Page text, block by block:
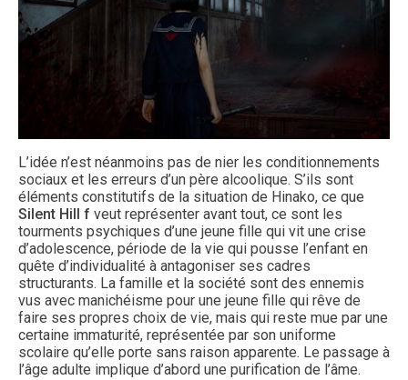
L’idée n’est néanmoins pas de nier les conditionnements
sociaux et les erreurs d’un père alcoolique. S’ils sont
éléments constitutifs de la situation de Hinako, ce que
Silent Hill f veut représenter avant tout, ce sont les
tourments psychiques d’une jeune fille qui vit une crise
d’adolescence, période de la vie qui pousse l’enfant en
quête d’individualité à antagoniser ses cadres
structurants. La famille et la société sont des ennemis
vus avec manichéisme pour une jeune fille qui rêve de
faire ses propres choix de vie, mais qui reste mue par une
certaine immaturité, représentée par son uniforme
scolaire qu’elle porte sans raison apparente. Le passage à
l’âge adulte implique d’abord une purification de l’âme.